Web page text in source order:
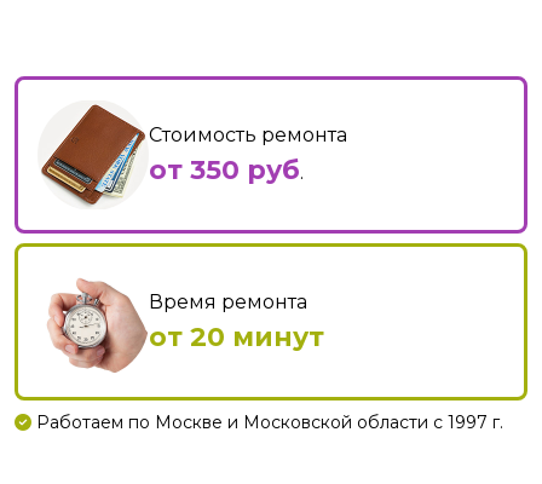
Стоимость ремонта
от 350 руб.
Время ремонта
от 20 минут
Работаем по Москве и Московской области с 1997 г.